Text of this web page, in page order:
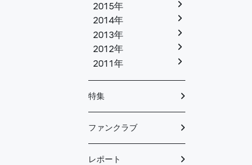
2015年
2014年
2013年
2012年
2011年
特集
ファンクラブ
レポート